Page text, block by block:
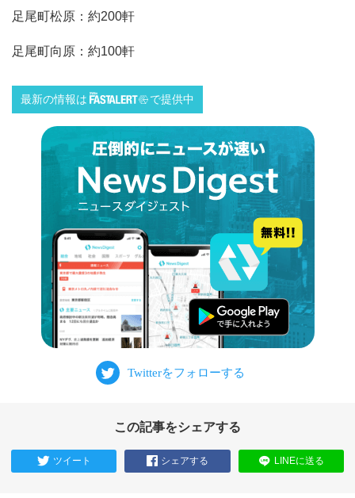
足尾町松原：約200軒
足尾町向原：約100軒
最新の情報は で提供中
この記事をシェアする
ツイート シェアする LINEに送る